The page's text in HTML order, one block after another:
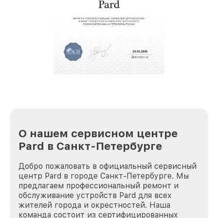
крупногабаритной техники, которые
обеспечат доставку устройств в сервис в
полной сохранности и бесплатно.
положительные отзывы и обрели отличную
репутацию. Мы постоянно совершенствуемся и
О нашем сервисном центре
Pard в Санкт-Петербурге
Добро пожаловать в официальный сервисный
центр Pard в городе Санкт-Петербурге. Мы
предлагаем профессиональный ремонт и
обслуживание устройств Pard для всех
жителей города и окрестностей. Наша
команда состоит из сертифицированных